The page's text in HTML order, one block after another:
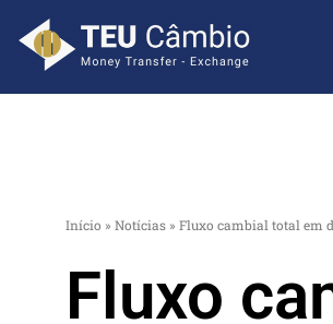
Início » Notícias » Fluxo cambial total em
Fluxo